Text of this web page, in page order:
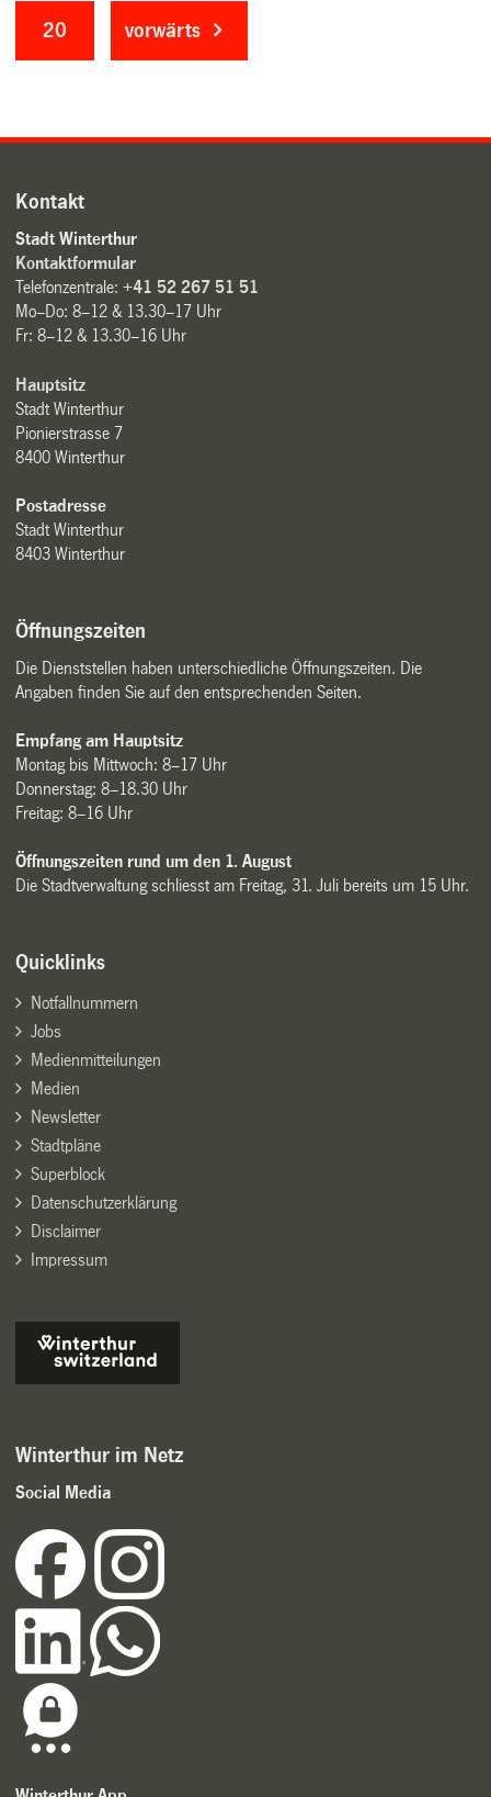
20 vorwärts
Kontakt
Stadt Winterthur
Kontaktformular
Telefonzentrale:+41 52 267 51 51
Mo–Do: 8–12 & 13.30–17 Uhr
Fr: 8–12 & 13.30–16 Uhr
Hauptsitz
Stadt Winterthur
Pionierstrasse 7
8400 Winterthur
Postadresse
Stadt Winterthur
8403 Winterthur
Öffnungszeiten
Die Dienststellen haben unterschiedliche Öffnungszeiten. Die
Angaben finden Sie auf den entsprechenden Seiten.
Empfang am Hauptsitz
Montag bis Mittwoch: 8–17 Uhr
Donnerstag: 8–18.30 Uhr
Freitag: 8–16 Uhr
Öffnungszeiten rund um den 1. August
Die Stadtverwaltung schliesst am Freitag, 31. Juli bereits um 15 Uhr.
Quicklinks
Notfallnummern
Jobs
Medienmitteilungen
Medien
Newsletter
Stadtpläne
Superblock
Datenschutzerklärung
Disclaimer
Impressum
Winterthur im Netz
Social Media